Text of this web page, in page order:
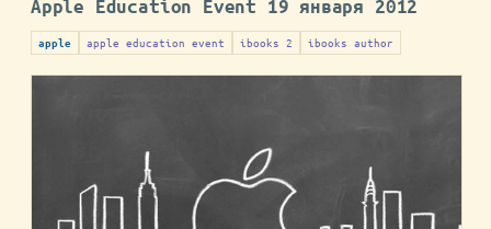
Apple Education Event 19 января 2012
apple apple education event ibooks 2 ibooks author